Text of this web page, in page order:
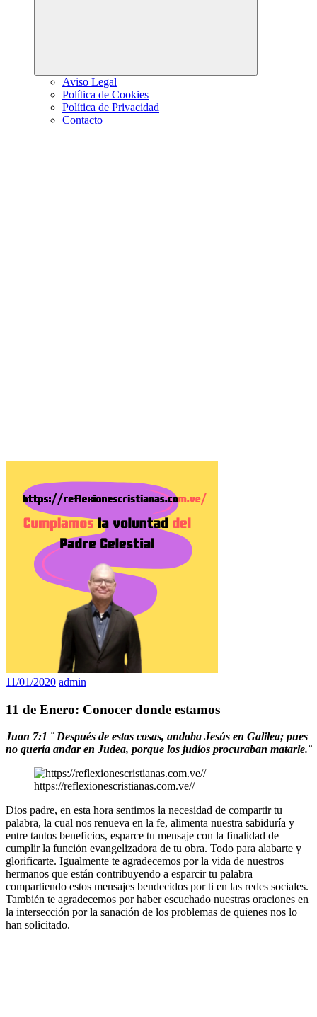
Aviso Legal
Política de Cookies
Política de Privacidad
Contacto
11/01/2020 admin
11 de Enero: Conocer donde estamos
Juan 7:1 ¨ Después de estas cosas, andaba Jesús en Galilea; pues
no quería andar en Judea, porque los judíos procuraban matarle.¨
https://reflexionescristianas.com.ve//
Dios padre, en esta hora sentimos la necesidad de compartir tu
palabra, la cual nos renueva en la fe, alimenta nuestra sabiduría y
entre tantos beneficios, esparce tu mensaje con la finalidad de
cumplir la función evangelizadora de tu obra. Todo para alabarte y
glorificarte. Igualmente te agradecemos por la vida de nuestros
hermanos que están contribuyendo a esparcir tu palabra
compartiendo estos mensajes bendecidos por ti en las redes sociales.
También te agradecemos por haber escuchado nuestras oraciones en
la intersección por la sanación de los problemas de quienes nos lo
han solicitado.